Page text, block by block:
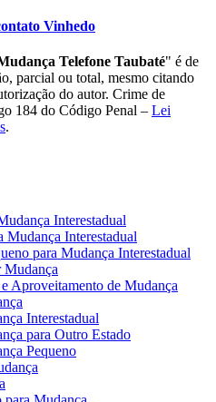
Vinhedo
Telefone Taubaté" é de
parcial ou total, mesmo citando
do autor. Crime de
184 do Código Penal – Lei
.
Interestadual
Mudança Interestadual
para Mudança Interestadual
Mudança
Aproveitamento de Mudança
Interestadual
para Outro Estado
Pequeno